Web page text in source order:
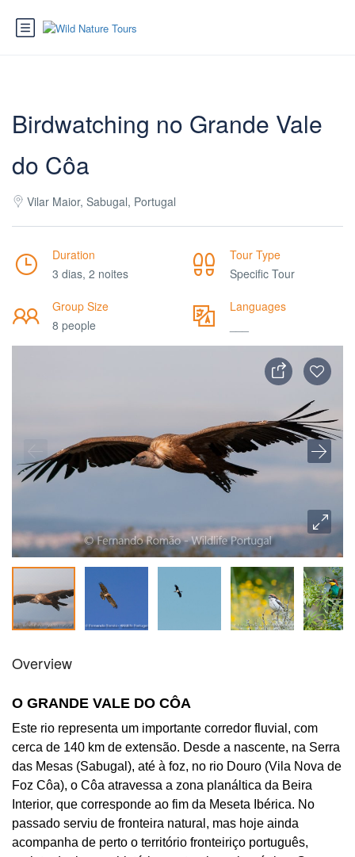
Birdwatching no Grande Vale
do Côa
Vilar Maior, Sabugal, Portugal
Duration
3 dias, 2 noites
Tour Type
Specific Tour
Group Size
8 people
Languages
Overview
O GRANDE VALE DO CÔA
Este rio representa um importante corredor fluvial, com
cerca de 140 km de extensão. Desde a nascente, na Serra
das Mesas (Sabugal), até à foz, no rio Douro (Vila Nova de
Foz Côa), o Côa atravessa a zona planáltica da Beira
Interior, que corresponde ao fim da Meseta Ibérica. No
passado serviu de fronteira natural, mas hoje ainda
acompanha de perto o território fronteiriço português,